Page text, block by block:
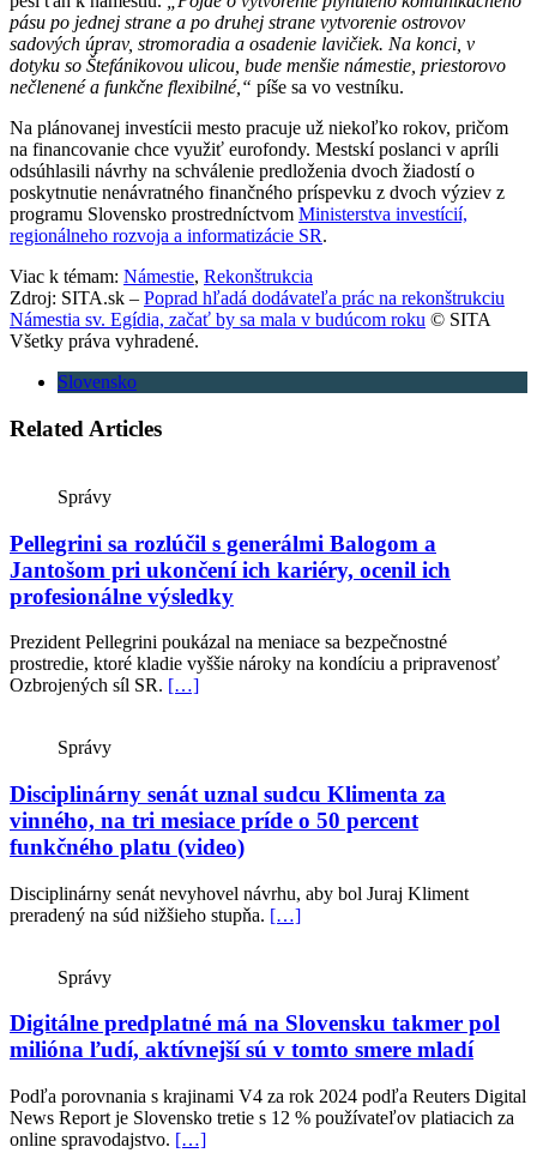
pásu po jednej strane a po druhej strane vytvorenie ostrovov
sadových úprav, stromoradia a osadenie lavičiek. Na konci, v
dotyku so Štefánikovou ulicou, bude menšie námestie, priestorovo
nečlenené a funkčne flexibilné,“ píše sa vo vestníku.
Na plánovanej investícii mesto pracuje už niekoľko rokov, pričom
na financovanie chce využiť eurofondy. Mestskí poslanci v apríli
odsúhlasili návrhy na schválenie predloženia dvoch žiadostí o
poskytnutie nenávratného finančného príspevku z dvoch výziev z
programu Slovensko prostredníctvom Ministerstva investícií,
regionálneho rozvoja a informatizácie SR.
Viac k témam: Námestie, Rekonštrukcia
Zdroj: SITA.sk – Poprad hľadá dodávateľa prác na rekonštrukciu
Námestia sv. Egídia, začať by sa mala v budúcom roku © SITA
Všetky práva vyhradené.
Slovensko
Related Articles
Správy
Pellegrini sa rozlúčil s generálmi Balogom a
Jantošom pri ukončení ich kariéry, ocenil ich
profesionálne výsledky
Prezident Pellegrini poukázal na meniace sa bezpečnostné
prostredie, ktoré kladie vyššie nároky na kondíciu a pripravenosť
Ozbrojených síl SR. […]
Správy
Disciplinárny senát uznal sudcu Klimenta za
vinného, na tri mesiace príde o 50 percent
funkčného platu (video)
Disciplinárny senát nevyhovel návrhu, aby bol Juraj Kliment
preradený na súd nižšieho stupňa. […]
Správy
Digitálne predplatné má na Slovensku takmer pol
milióna ľudí, aktívnejší sú v tomto smere mladí
Podľa porovnania s krajinami V4 za rok 2024 podľa Reuters Digital
News Report je Slovensko tretie s 12 % používateľov platiacich za
online spravodajstvo. […]